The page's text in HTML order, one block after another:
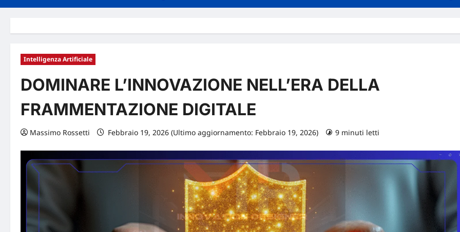
Intelligenza Artificiale
DOMINARE L’INNOVAZIONE NELL’ERA DELLA
FRAMMENTAZIONE DIGITALE
Massimo Rossetti Febbraio 19, 2026 (Ultimo aggiornamento: Febbraio 19, 2026) 9 minuti letti